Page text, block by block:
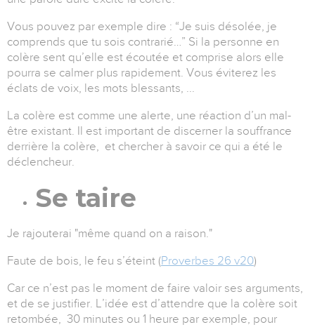
Vous pouvez par exemple dire : “Je suis désolée, je
comprends que tu sois contrarié…” Si la personne en
colère sent qu’elle est écoutée et comprise alors elle
pourra se calmer plus rapidement. Vous éviterez les
éclats de voix, les mots blessants, ...
La colère est comme une alerte, une réaction d’un mal-
être existant. Il est important de discerner la souffrance
derrière la colère, et chercher à savoir ce qui a été le
déclencheur.
Se taire
Je rajouterai "même quand on a raison."
Faute de bois, le feu s’éteint (Proverbes 26 v20)
Car ce n’est pas le moment de faire valoir ses arguments,
et de se justifier. L’idée est d’attendre que la colère soit
retombée, 30 minutes ou 1 heure par exemple, pour